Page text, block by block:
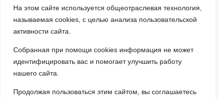
На этом сайте используется общеотраслевая технология,
называемая cookies , с целью анализа пользовательской
активности сайта.
Собранная при помощи cookies информация не может
идентифицировать вас и помогает улучшить работу
нашего сайта.
Продолжая пользоваться этим сайтом, вы соглашаетесь
© 2024 Все права защищены.
